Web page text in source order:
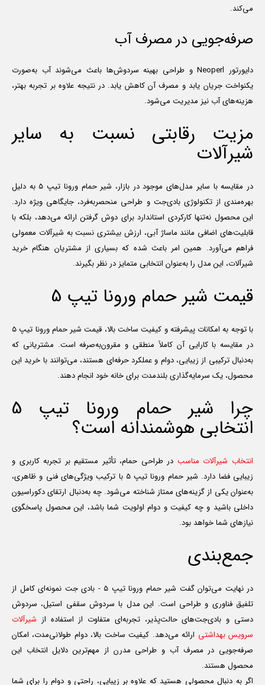
می‌کند.
صرفه‌جویی در مصرف آب
دایورتور Neoperl و طراحی بهینه سردوش‌ها باعث می‌شوند آب به‌صورت
یکنواخت جریان یابد و مصرف آن کاهش یابد. در نتیجه علاوه بر تجربه بهتر،
هزینه‌های آب نیز مدیریت می‌شود.
مزیت رقابتی نسبت به سایر
شیرآلات
در مقایسه با سایر مدل‌های موجود در بازار، شیر حمام ورونا تیپ 5 به دلیل
بهره‌مندی از تکنولوژی بادی‌جت و طراحی منحصر‌به‌فرد، جایگاهی ویژه دارد.
این محصول نه‌تنها کارکردی استاندارد برای دوش گرفتن ارائه می‌دهد، بلکه با
قابلیت‌های اضافی مانند ماساژ آبی، ارزش بیشتری نسبت به شیرآلات معمولی
فراهم می‌آورد. همین امر باعث شده که بسیاری از مشتریان هنگام خرید
شیرآلات، این مدل را به‌عنوان انتخابی متمایز در نظر بگیرند.
قیمت شیر حمام ورونا تیپ 5
با توجه به امکانات پیشرفته و کیفیت ساخت بالا، قیمت شیر حمام ورونا تیپ 5
در مقایسه با کارایی آن کاملاً منطقی و مقرون‌به‌صرفه است. مشتریانی که
به‌دنبال ترکیبی از زیبایی، دوام و عملکرد حرفه‌ای هستند، می‌توانند با خرید این
محصول، یک سرمایه‌گذاری بلندمدت برای خانه خود انجام دهند.
چرا شیر حمام ورونا تیپ 5
انتخابی هوشمندانه است؟
انتخاب شیرآلات مناسب در طراحی حمام، تأثیر مستقیم بر تجربه کاربری و
زیبایی فضا دارد. شیر حمام ورونا تیپ 5 با ترکیب ویژگی‌های فنی و ظاهری،
به‌عنوان یکی از گزینه‌های ممتاز شناخته می‌شود. چه به‌دنبال ارتقای دکوراسیون
داخلی باشید و چه کیفیت و دوام اولویت شما باشد، این محصول پاسخگوی
نیازهای شما خواهد بود.
جمع‌بندی
در نهایت می‌توان گفت شیر حمام ورونا تیپ 5 - بادی جت نمونه‌ای کامل از
تلفیق فناوری و طراحی است. این مدل با سردوش سقفی استیل، سردوش
دستی و بادی‌جت‌های حالت‌پذیر، تجربه‌ای متفاوت از استفاده از شیرآلات
سرویس بهداشتی ارائه می‌دهد. کیفیت ساخت بالا، دوام طولانی‌مدت، امکان
صرفه‌جویی در مصرف آب و طراحی مدرن از مهم‌ترین دلایل انتخاب این
محصول هستند.
اگر به دنبال محصولی هستید که علاوه بر زیبایی، راحتی و دوام را برای شما